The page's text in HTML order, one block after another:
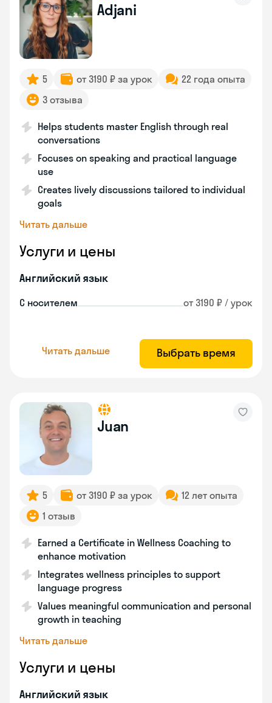
Adjani
5 от 3190 ₽ за урок
22 года опыта
3 отзыва
Helps students master English through real
conversations
Focuses on speaking and practical language
use
Creates lively discussions tailored to individual
goals
Читать дальше
Услуги и цены
Английский язык
С носителем от 3190 ₽ / урок
Читать дальше Выбрать время
Juan
5 от 3190 ₽ за урок
12 лет опыта
1 отзыв
Earned a Certificate in Wellness Coaching to
enhance motivation
Integrates wellness principles to support
language progress
Values meaningful communication and personal
growth in teaching
Читать дальше
Услуги и цены
Английский язык